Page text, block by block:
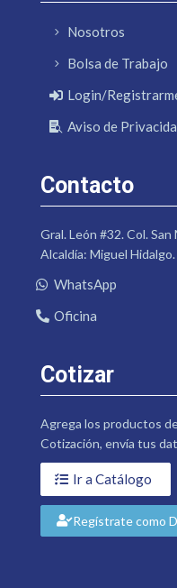
Nosotros
Bolsa de Trabajo
Login/
Aviso de
Contacto
Gral. León #32. Col.
Alcaldía: Miguel
WhatsApp
Oficina
Cotizar
Agrega los productos
Cotización, envía tus
Ir a Catálogo
Regístrate como